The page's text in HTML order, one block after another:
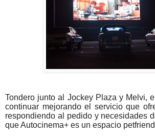
Tondero junto al Jockey Plaza y Melvi,
continuar mejorando el servicio que
respondiendo al pedido y necesidades
que Autocinema+ es un espacio